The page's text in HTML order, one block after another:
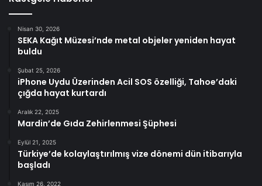
Nisan 30, 2026
SEKA Kağıt Müzesi’nde metal objeler yeniden hayat
buldu
Şubat 25, 2026
iPhone Uydu Üzerinden Acil SOS özelliği, Tahoe’daki
çığda hayat kurtardı
Aralık 22, 2025
Mardin’de Gıda Zehirlenmesi Şüphesi
Eylül 21, 2025
Türkiye’de kolaylaştırılmış vize dönemi dün itibarıyla
başladı
Kasım 26, 2022